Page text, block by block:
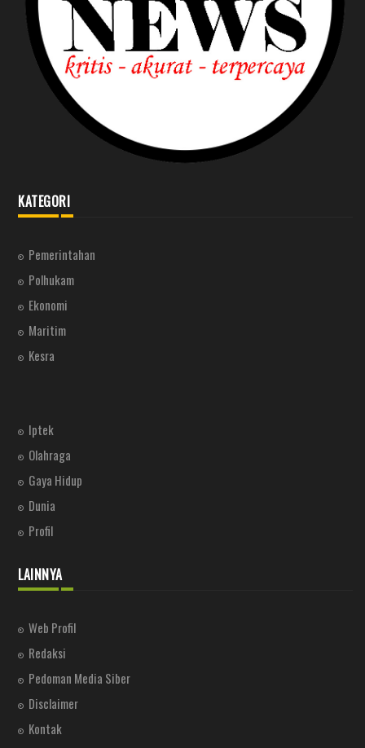
KATEGORI
Pemerintahan
Polhukam
Ekonomi
Maritim
Kesra
Iptek
Olahraga
Gaya Hidup
Dunia
Profil
LAINNYA
Web Profil
Redaksi
Pedoman Media Siber
Disclaimer
Kontak